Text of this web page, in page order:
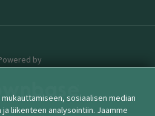
by
sosiaalisen median
liikenteen analysointiin. Jaamme